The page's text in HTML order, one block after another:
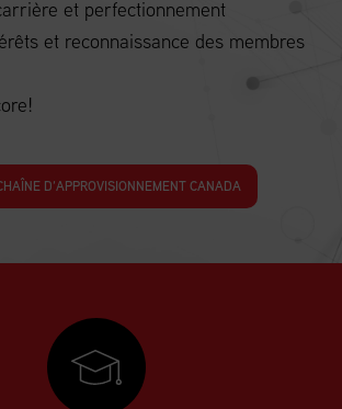
et perfectionnement
et reconnaissance des membres
D’APPROVISIONNEMENT CANADA